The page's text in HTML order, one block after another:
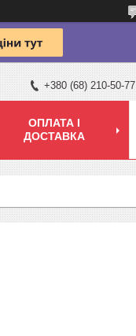
+380 (68) 210-50-77
ОПЛАТА І
ДОСТАВКА